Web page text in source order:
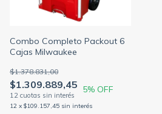
Combo Completo Packout 6
Cajas Milwaukee
$1.309.889,45
$1.378.831,00
5% OFF
12 x $109.157,45 sin interés